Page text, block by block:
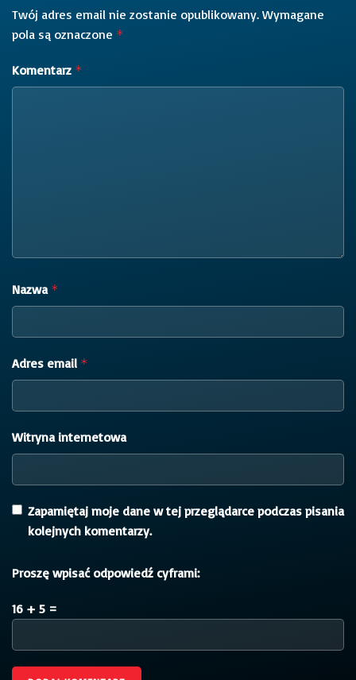
Twój adres email nie zostanie opublikowany. Wymagane
pola są oznaczone *
Komentarz *
Nazwa *
Adres email *
Witryna internetowa
Zapamiętaj moje dane w tej przeglądarce podczas pisania
kolejnych komentarzy.
Proszę wpisać odpowiedź cyframi:
16 + 5 =